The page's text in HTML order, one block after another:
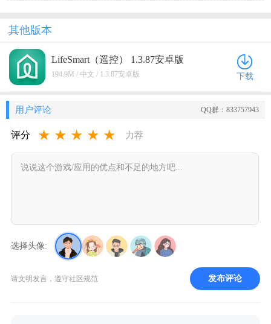
其他版本
LifeSmart（遥控） 1.3.87安卓版
194.9M / 中文 / 1.3.87安卓版 下载
用户评论 QQ群：833757943
评分 ★ ★ ★ ★ ★ 力荐
选择头像:
请文明发言，遵守社区规范 发布评论